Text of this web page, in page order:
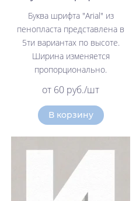
Буква шрифта "Arial" из
пенопласта представлена в
5ти вариантах по высоте.
Ширина изменяется
пропорционально.
от 60 руб./шт
В корзину